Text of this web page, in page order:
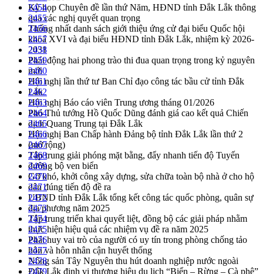
Kỳ họp Chuyên đề lần thứ Năm, HĐND tỉnh Đắk Lắk thông
qua các nghị quyết quan trọng
Thống nhất danh sách giới thiệu ứng cử đại biểu Quốc hội
khoá XVI và đại biểu HĐND tỉnh Đắk Lắk, nhiệm kỳ 2026-
2031
Phát động hai phong trào thi đua quan trọng trong kỷ nguyên
mới
Hội nghị lần thứ tư Ban Chỉ đạo công tác bầu cử tỉnh Đắk
Lắk
Hội nghị Báo cáo viên Trung ương tháng 01/2026
Phó Thủ tướng Hồ Quốc Dũng đánh giá cao kết quả Chiến
dịch Quang Trung tại Đắk Lắk
Hội nghị Ban Chấp hành Đảng bộ tỉnh Đắk Lắk lần thứ 2
(mở rộng)
Tập trung giải phóng mặt bằng, đẩy nhanh tiến độ Tuyến
đường bộ ven biển
Gỡ khó, khởi công xây dựng, sửa chữa toàn bộ nhà ở cho hộ
dân đúng tiến độ đề ra
UBND tỉnh Đắk Lắk tổng kết công tác quốc phòng, quân sự
địa phương năm 2025
Tập trung triển khai quyết liệt, đồng bộ các giải pháp nhằm
thực hiện hiệu quả các nhiệm vụ đề ra năm 2025
Phát huy vai trò của người có uy tín trong phòng chống tảo
hôn và hôn nhân cận huyết thống
Nông sản Tây Nguyên thu hút doanh nghiệp nước ngoài
Đắk Lắk định vị thương hiệu du lịch “Biển – Rừng – Cà phê”
2454
2455
2456
2457
2458
2459
2460
2461
2462
2463
2464
2465
2466
2467
2468
2469
2470
2471
2472
2473
2474
2475
2476
2477
2478
2479